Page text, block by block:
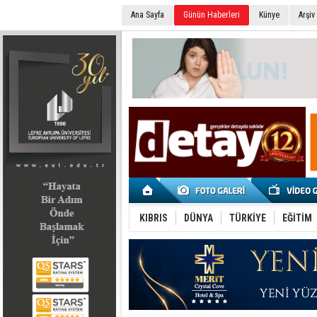
Ana Sayfa Günün Haberleri Künye Arşiv
KIBRIS DÜNYA TÜRKİYE EĞİTİM